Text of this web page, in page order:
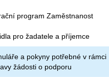
program Zaměstnanost
pro žadatele a příjemce
a pokyny potřebné v rámci
žádosti o podporu